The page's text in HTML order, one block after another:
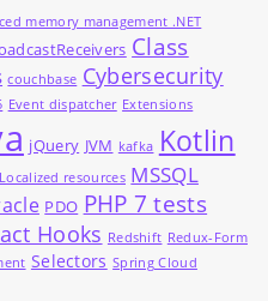
memory management .NET
Class
couchbase Cybersecurity
Event dispatcher Extensions
jQuery JVM kafka Kotlin
Localized resources MSSQL
PDO PHP 7 tests
Hooks Redshift Redux-Form
Selectors Spring Cloud